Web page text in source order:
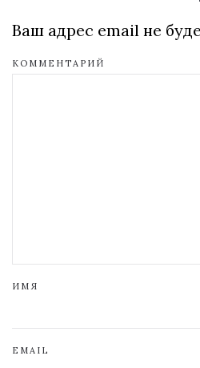
Ваш адрес email не
КОММЕНТАРИЙ
ИМЯ
EMAIL